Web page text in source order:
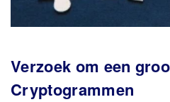
Verzoek om een
Cryptogrammen